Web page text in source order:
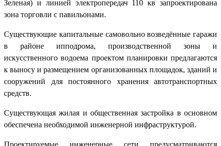
Зеленая) и линией электропередач 110 кв запроектирована
зона торговли с павильонами.
Существующие капитальные самовольно возведённые гаражи
в районе ипподрома, производственной зоны и
искусственного водоема проектом планировки предлагаются
к выносу и размещением организованных площадок, зданий и
сооружений для постоянного хранения автотранспортных
средств.
Существующая жилая и общественная застройка в основном
обеспечена необходимой инженерной инфраструктурой.